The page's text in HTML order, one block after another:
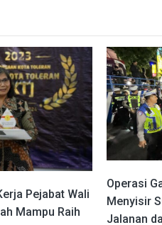
Pejabat Wali
Mampu Raih
Operasi
Menyisir
Jalanan